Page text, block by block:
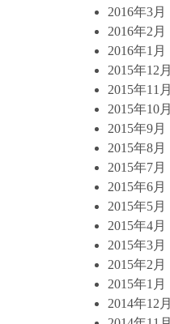
2016年3月
2016年2月
2016年1月
2015年12月
2015年11月
2015年10月
2015年9月
2015年8月
2015年7月
2015年6月
2015年5月
2015年4月
2015年3月
2015年2月
2015年1月
2014年12月